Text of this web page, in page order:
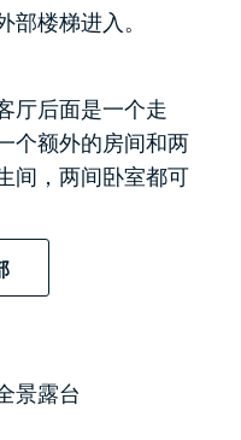
楼梯进入。
厅后面是一个走
个额外的房间和两
间，两间卧室都可
开放式厨房的饭
景露台